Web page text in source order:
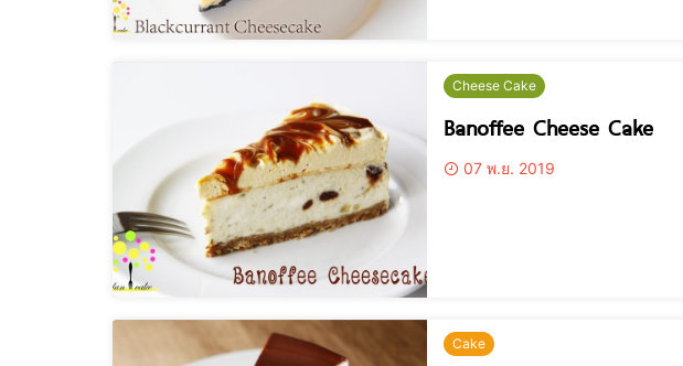
Cheese Cake
Banoffee Cheese Cake
07 พ.ย. 2019
Cake